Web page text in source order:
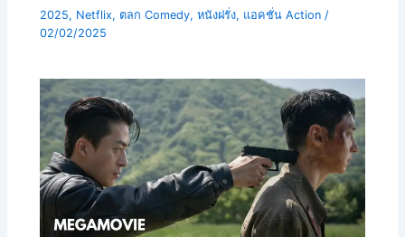
2025, Netflix, ตลก Comedy,หนังฝรั่ง, แอคชั่น Action /
02/02/2025